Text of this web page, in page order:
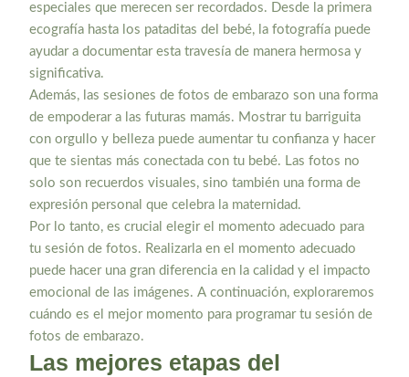
especiales que merecen ser recordados. Desde la primera
ecografía hasta los pataditas del bebé, la fotografía puede
ayudar a documentar esta travesía de manera hermosa y
significativa.
Además, las sesiones de fotos de embarazo son una forma
de empoderar a las futuras mamás. Mostrar tu barriguita
con orgullo y belleza puede aumentar tu confianza y hacer
que te sientas más conectada con tu bebé. Las fotos no
solo son recuerdos visuales, sino también una forma de
expresión personal que celebra la maternidad.
Por lo tanto, es crucial elegir el momento adecuado para
tu sesión de fotos. Realizarla en el momento adecuado
puede hacer una gran diferencia en la calidad y el impacto
emocional de las imágenes. A continuación, exploraremos
cuándo es el mejor momento para programar tu sesión de
fotos de embarazo.
Las mejores etapas del